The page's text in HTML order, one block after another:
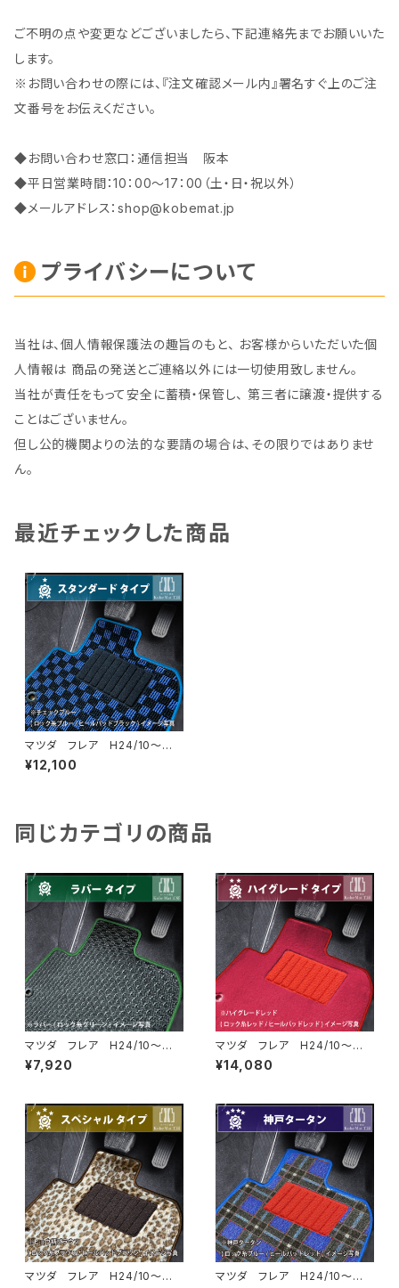
ご不明の点や変更などございましたら、下記連絡先までお願いいた
します。
※お問い合わせの際には、『注文確認メール内』署名すぐ上のご注
文番号をお伝えください。
◆お問い合わせ窓口：通信担当 阪本
◆平日営業時間：10：00～17：00（土・日・祝以外）
◆メールアドレス：shop@kobemat.jp
プライバシーについて
当社は、個人情報保護法の趣旨のもと、 お客様からいただいた個
人情報は 商品の発送とご連絡以外には一切使用致しません。
当社が責任をもって安全に蓄積・保管し、 第三者に譲渡・提供する
ことはございません。
但し公的機関よりの法的な要請の場合は、その限りではありませ
ん。
最近チェックした商品
マツダ フレア H24/10〜
MJ系 フロアマット一式 カー
マット スタンダードタイプ
¥12,100
同じカテゴリの商品
マツダ フレア H24/10〜
MJ系 フロアマット一式 カー
マット 防水 ラバータイプ
¥7,920
マツダ フレア H24/10〜
MJ系 フロアマット一式 カー
マット ハイグレードタイプ
¥14,080
マツダ フレア H24/10〜
マツダ フレア H24/10〜